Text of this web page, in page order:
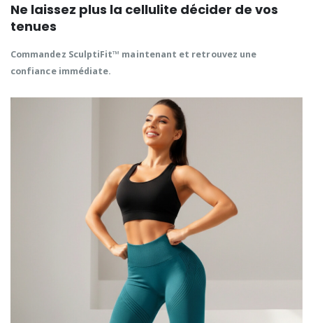
Ne laissez plus la cellulite décider de vos
tenues
Commandez SculptiFit™ maintenant et retrouvez une
confiance immédiate.